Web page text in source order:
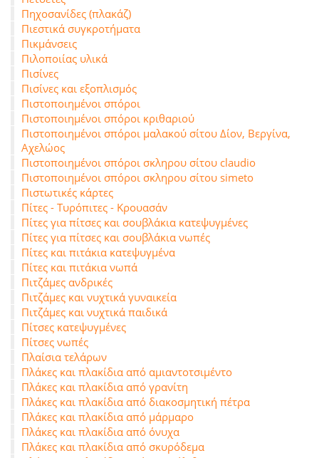
Πηχοσανίδες (πλακάζ)
Πιεστικά συγκροτήματα
Πικμάνσεις
Πιλοποιίας υλικά
Πισίνες
Πισίνες και εξοπλισμός
Πιστοποιημένοι σπόροι
Πιστοποιημένοι σπόροι κριθαριού
Πιστοποιημένοι σπόροι μαλακού σίτου Δίον, Βεργίνα,
Αχελώος
Πιστοποιημένοι σπόροι σκληρου σίτου claudio
Πιστοποιημένοι σπόροι σκληρου σίτου simeto
Πιστωτικές κάρτες
Πίτες - Τυρόπιτες - Κρουασάν
Πίτες για πίτσες και σουβλάκια κατεψυγμένες
Πίτες για πίτσες και σουβλάκια νωπές
Πίτες και πιτάκια κατεψυγμένα
Πίτες και πιτάκια νωπά
Πιτζάμες ανδρικές
Πιτζάμες και νυχτικά γυναικεία
Πιτζάμες και νυχτικά παιδικά
Πίτσες κατεψυγμένες
Πίτσες νωπές
Πλαίσια τελάρων
Πλάκες και πλακίδια από αμιαντοτσιμέντο
Πλάκες και πλακίδια από γρανίτη
Πλάκες και πλακίδια από διακοσμητική πέτρα
Πλάκες και πλακίδια από μάρμαρο
Πλάκες και πλακίδια από όνυχα
Πλάκες και πλακίδια από σκυρόδεμα